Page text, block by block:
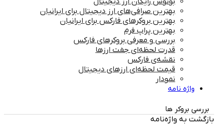
بهترین صرافی‌های ارز دیجیتال برای ایرانیان
بهترین بروکرهای فارکس برای ایرانیان
بهترین پراپ‌ فرم
بررسی و معرفی بروکرهای فارکس
قدرت لحظه‌ای جفت ارزها
نقشه‌ی فارکس
قیمت لحظه‌ای ارزهای دیجیتال
نمودار
واژه نامه
بررسی بروکر ها
بازگشت به واژه‌نامه